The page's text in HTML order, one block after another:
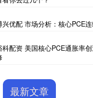
兴优配 市场分析：核心PCE
科配资 美国核心PCE通胀率
最新文章